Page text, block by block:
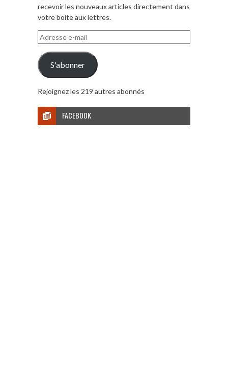
recevoir les nouveaux articles directement dans
votre boite aux lettres.
Adresse
e-
mail
S'abonner
Rejoignez les 219 autres abonnés
FACEBOOK